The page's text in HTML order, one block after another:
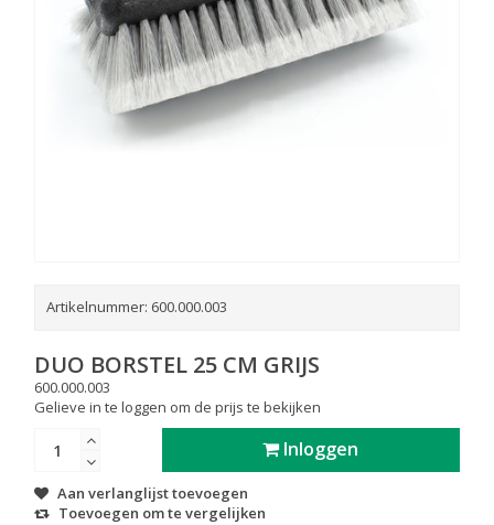
Artikelnummer: 600.000.003
DUO BORSTEL 25 CM GRIJS
600.000.003
Gelieve in te loggen om de prijs te bekijken
Inloggen
Aan verlanglijst toevoegen
Toevoegen om te vergelijken